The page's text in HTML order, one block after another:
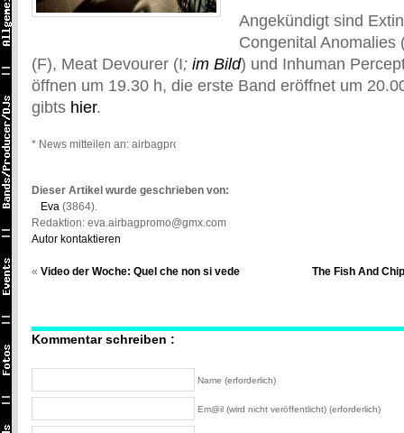
Angekündigt sind
Congenital Anomalies
(F), Meat Devourer (I; im Bild) und Inhuman
öffnen um 19.30 h, die erste Band eröffnet um
gibts hier.
* News mitteilen an: airbagpromo@gmail.com *
Dieser Artikel wurde geschrieben von:
Eva (3864).
Redaktion: eva.airbagpromo@gmx.com
Autor kontaktieren
« Video der Woche: Quel che non si vede The Fish And
Kommentar schreiben :
Name (erforderlich)
Em@il (wird nicht veröffentlicht) (erforderlich)